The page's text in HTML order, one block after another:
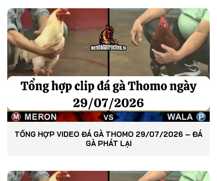
TỔNG HỢP VIDEO ĐÁ GÀ THOMO 29/07/2026 – ĐÁ
GÀ PHÁT LẠI